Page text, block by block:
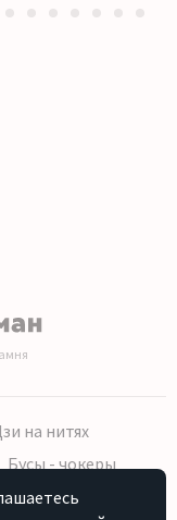
на нитях
Бусы - чокеры
браслет, серьги)